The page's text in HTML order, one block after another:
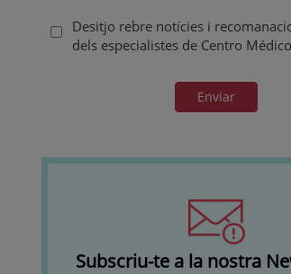
Desitjo rebre notícies i
dels especialistes de Centro
Enviar
Subscriu-te a la nostra